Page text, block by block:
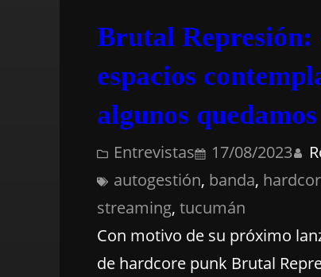
Brutal Represión:
espacios
algunos
Entrevistas 17/08/2023
autogestión, banda,
streaming, tucumán
Con motivo de su próximo
de hardcore punk Brutal